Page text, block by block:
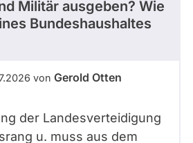
Militär ausgeben? Wie
Bundeshaushaltes
von Gerold Otten
der Landesverteidigung
u. muss aus dem